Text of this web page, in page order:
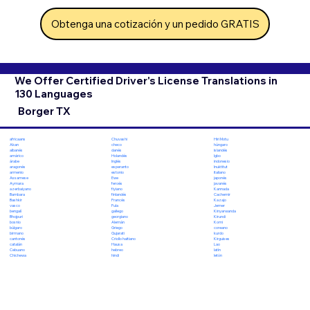
Obtenga una cotización y un pedido GRATIS
We Offer Certified Driver's License Translations in
130 Languages
Borger TX
africaans
Akan
albanés
amárico
árabe
aragonés
armenio
Assamese
Aymara
azerbaiyano
Bambara
Bashkir
vasco
bengalí
Bhojpuri
bosnio
búlgaro
birmano
cantonés
catalán
Cebuano
Chichewa
Chuvashi
checo
danés
Holandés
Inglés
esperanto
estonio
Ewe
feroés
fiyiano
finlandés
Francés
Fula
gallego
georgiano
Alemán
Griego
Gujarati
Criollo haitiano
Hausa
hebreo
hindi
Hiri Motu
húngaro
islandés
Igbo
indonesio
Inuktitut
italiano
japonés
javanés
Kannada
Cachemir
Kazajo
Jemer
Kinyarwanda
Kirundi
Komi
coreano
kurdo
Kirguises
Lao
latín
letón